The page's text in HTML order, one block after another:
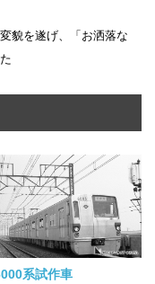
貌を遂げ、「お洒落な
系試作車